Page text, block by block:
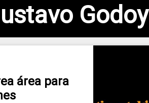
Godoy
área para